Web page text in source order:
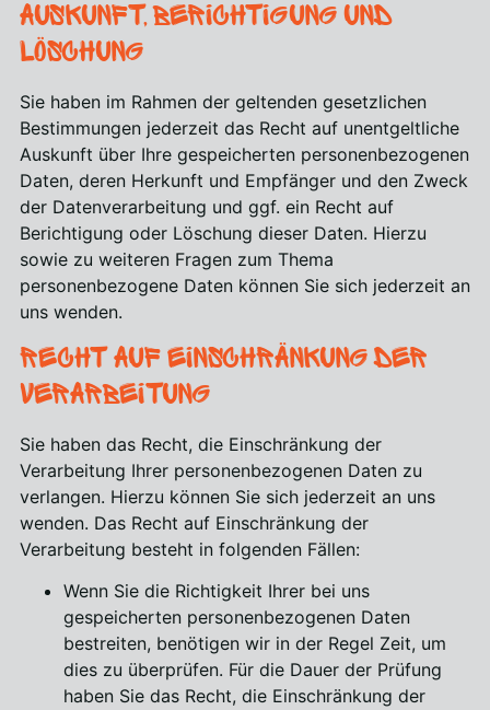
Auskunft, Berichtigung und
Löschung
Sie haben im Rahmen der geltenden gesetzlichen
Bestimmungen jederzeit das Recht auf unentgeltliche
Auskunft über Ihre gespeicherten personenbezogenen
Daten, deren Herkunft und Empfänger und den Zweck
der Datenverarbeitung und ggf. ein Recht auf
Berichtigung oder Löschung dieser Daten. Hierzu
sowie zu weiteren Fragen zum Thema
personenbezogene Daten können Sie sich jederzeit an
uns wenden.
Recht auf Einschränkung der
Verarbeitung
Sie haben das Recht, die Einschränkung der
Verarbeitung Ihrer personenbezogenen Daten zu
verlangen. Hierzu können Sie sich jederzeit an uns
wenden. Das Recht auf Einschränkung der
Verarbeitung besteht in folgenden Fällen:
Wenn Sie die Richtigkeit Ihrer bei uns
gespeicherten personenbezogenen Daten
bestreiten, benötigen wir in der Regel Zeit, um
dies zu überprüfen. Für die Dauer der Prüfung
haben Sie das Recht, die Einschränkung der